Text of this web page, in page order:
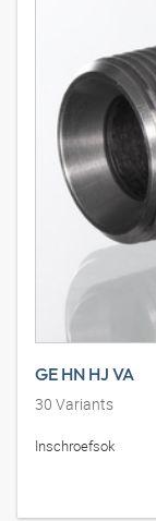
GE HN HJ VA
30 Variants
Inschroefsok